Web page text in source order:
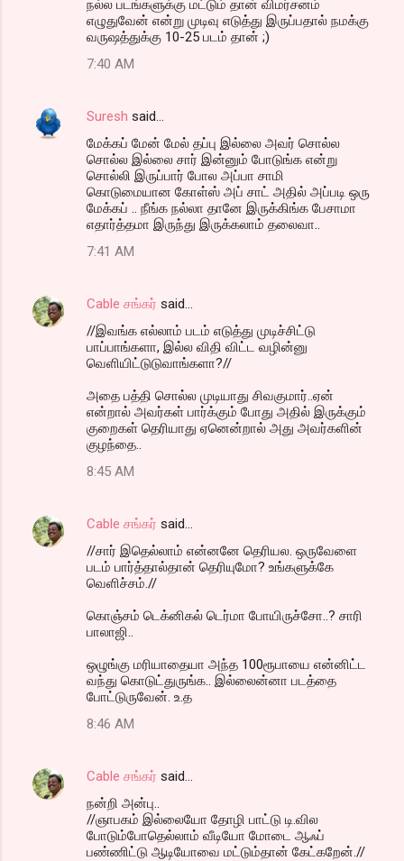
நல்ல படங்களுக்கு மட்டும் தான் விமர்சனம்
எழுதுவேன் என்று முடிவு எடுத்து இருப்பதால் நமக்கு
வருஷத்துக்கு 10-25 படம் தான் ;)
7:40 AM
Suresh said…
மேக்கப் மேன் மேல் தப்பு இல்லை அவர் சொல்ல
சொல்ல இல்லை சார் இன்னும் போடுங்க என்று
சொல்லி இருப்பார் போல அப்பா சாமி
கொடுமையான கோள்ஸ் அப் சாட் அதில் அப்படி ஒரு
மேக்கப் .. நீங்க நல்லா தானே இருக்கிங்க பேசாமா
எதார்த்தமா இருந்து இருக்கலாம் தலைவா..
7:41 AM
Cable சங்கர் said…
//இவங்க எல்லாம் படம் எடுத்து முடிச்சிட்டு
பாப்பாங்களா, இல்ல விதி விட்ட வழின்னு
வெளியிட்டுடுவாங்களா?//
அதை பத்தி சொல்ல முடியாது சிவகுமார்..ஏன்
என்றால் அவர்கள் பார்க்கும் போது அதில் இருக்கும்
குறைகள் தெரியாது ஏனென்றால் அது அவர்களின்
குழந்தை..
8:45 AM
Cable சங்கர் said…
//சார் இதெல்லாம் என்னனே தெரியல. ஒருவேளை
படம் பார்த்தால்தான் தெரியுமோ? உங்களுக்கே
வெளிச்சம்.//
கொஞ்சம் டெக்னிகல் டெர்மா போயிருச்சோ..? சாரி
பாலாஜி..
ஒழுங்கு மரியாதையா அந்த 100ரூபாயை என்னிட்ட
வந்து கொடுட்துருங்க.. இல்லைன்னா படத்தை
போட்டுருவேன். உ.த
8:46 AM
Cable சங்கர் said…
நன்றி அன்பு..
//ஞாபகம் இல்லையோ தோழி பாட்டு டி.வில
போடும்போதெல்லாம் வீடியோ மோடை ஆஃப்
பண்ணிட்டு ஆடியோவை மட்டும்தான் கேட்கறேன்.//